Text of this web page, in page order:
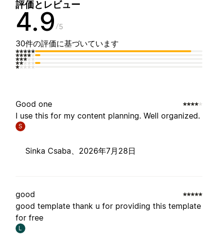
評価とレビュー
4.9 5
30件の評価に基づいています
Good one
I use this for my content planning. Well organized.
S
Sinka Csaba、 2026年7月28日
good
good template thank u for providing this template
for free
L